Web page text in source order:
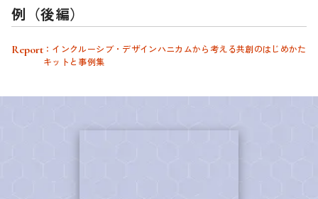
例（後編）
Report ：インクルーシブ・デザインハニカムから考える共創のはじめかた
キットと事例集